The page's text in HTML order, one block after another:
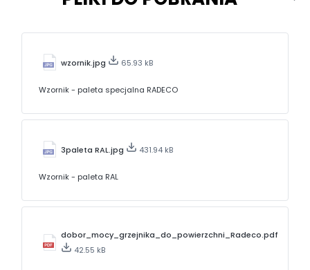
wzornik.jpg 65.93 kB
Wzornik - paleta specjalna RADECO
3paleta RAL.jpg 431.94 kB
Wzornik - paleta RAL
dobor_mocy_grzejnika_do_powierzchni_Radeco.pdf
42.55 kB